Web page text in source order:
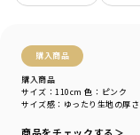
購入商品
購入商品
サイズ感 ：ゆったり 生地の厚さ
サイズ：110cm 色：ピンク